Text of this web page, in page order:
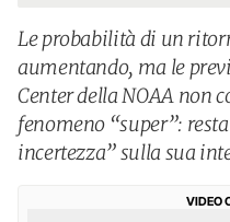
Le probabilità di un
aumentando, ma le
Center della NOAA non
fenomeno “super”:
incertezza” sulla sua
VIDEO